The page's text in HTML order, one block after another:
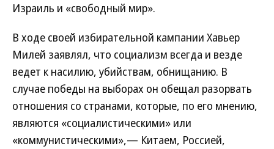
Израиль и «свободный мир».
В ходе своей избирательной кампании Хавьер
Милей заявлял, что социализм всегда и везде
ведет к насилию, убийствам, обнищанию. В
случае победы на выборах он обещал разорвать
отношения со странами, которые, по его мнению,
являются «социалистическими» или
«коммунистическими»,— Китаем, Россией,